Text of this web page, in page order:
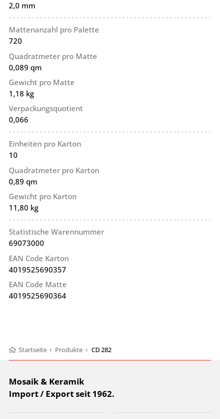
2,0 mm
Mattenanzahl pro Palette
720
Quadratmeter pro Matte
0,089 qm
Gewicht pro Matte
1,18 kg
Verpackungsquotient
0,066
Einheiten pro Karton
10
Quadratmeter pro Karton
0,89 qm
Gewicht pro Karton
11,80 kg
Statistische Warennummer
69073000
EAN Code Karton
4019525690357
EAN Code Matte
4019525690364
Startseite › Produkte › CD 282
Mosaik & Keramik
Import / Export seit 1962.